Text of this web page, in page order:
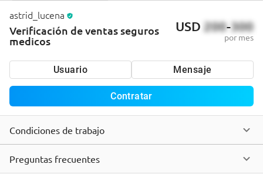
astrid_lucena
Verificación de ventas seguros
medicos
USD 200-300
por mes
Usuario Mensaje
Contratar
Condiciones de trabajo
Preguntas frecuentes